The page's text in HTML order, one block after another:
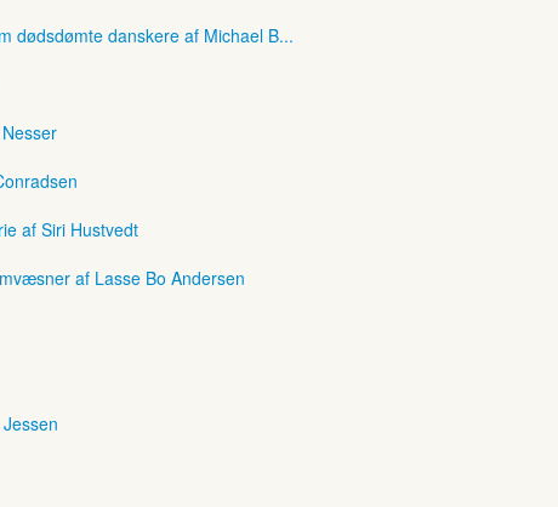
dødsdømte danskere af Michael B...
af Siri Hustvedt
af Lasse Bo Andersen